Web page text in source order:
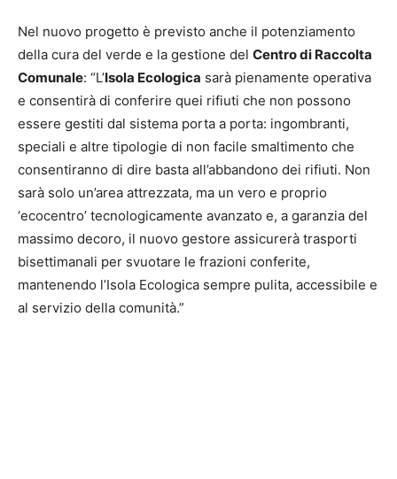
Nel nuovo progetto è previsto anche il potenziamento
della cura del verde e la gestione del Centro di Raccolta
Comunale: “L’Isola Ecologica sarà pienamente operativa
e consentirà di conferire quei rifiuti che non possono
essere gestiti dal sistema porta a porta: ingombranti,
speciali e altre tipologie di non facile smaltimento che
consentiranno di dire basta all’abbandono dei rifiuti. Non
sarà solo un’area attrezzata, ma un vero e proprio
‘ecocentro’ tecnologicamente avanzato e, a garanzia del
massimo decoro, il nuovo gestore assicurerà trasporti
bisettimanali per svuotare le frazioni conferite,
mantenendo l’Isola Ecologica sempre pulita, accessibile e
al servizio della comunità.”